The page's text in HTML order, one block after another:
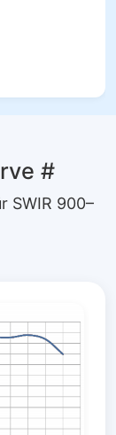
#
SWIR 900–